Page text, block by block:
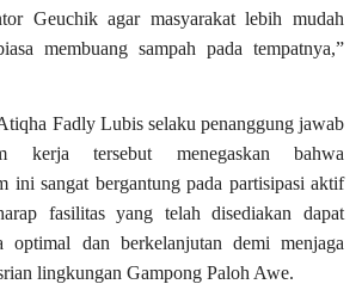
Geuchik agar masyarakat lebih mudah
membuang sampah pada tempatnya,”
Fadly Lubis selaku penanggung jawab
kerja tersebut menegaskan bahwa
ini sangat bergantung pada partisipasi aktif
fasilitas yang telah disediakan dapat
optimal dan berkelanjutan demi menjaga
lingkungan Gampong Paloh Awe.